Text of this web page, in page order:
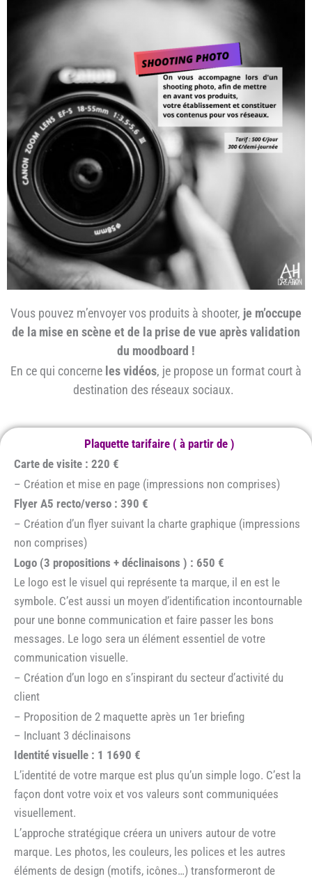
Vous pouvez m’envoyer vos produits à shooter, je m’occupe
de la mise en scène et de la prise de vue après validation
du moodboard !
En ce qui concerne les vidéos, je propose un format court à
destination des réseaux sociaux.
Plaquette tarifaire ( à partir de )
Carte de visite : 220 €
– Création et mise en page (impressions non comprises)
Flyer A5 recto/verso : 390 €
– Création d’un flyer suivant la charte graphique (impressions
non comprises)
Logo (3 propositions + déclinaisons ) : 650 €
Le logo est le visuel qui représente ta marque, il en est le
symbole. C’est aussi un moyen d’identification incontournable
pour une bonne communication et faire passer les bons
messages. Le logo sera un élément essentiel de votre
communication visuelle.
– Création d’un logo en s’inspirant du secteur d’activité du
client
– Proposition de 2 maquette après un 1er briefing
– Incluant 3 déclinaisons
Identité visuelle : 1 1690 €
L’identité de votre marque est plus qu’un simple logo. C’est la
façon dont votre voix et vos valeurs sont communiquées
visuellement.
L’approche stratégique créera un univers autour de votre
marque. Les photos, les couleurs, les polices et les autres
éléments de design (motifs, icônes…) transformeront de